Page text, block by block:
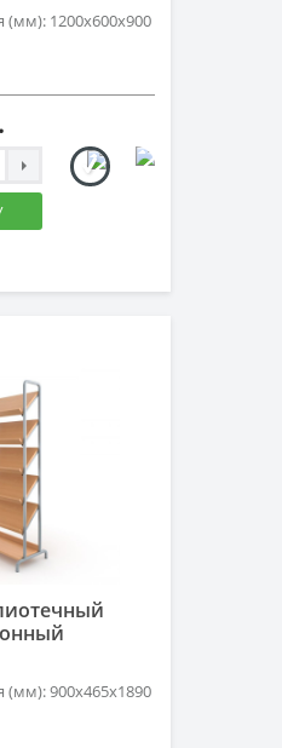
(мм): 1200х600х900
(мм): 900х465х1890